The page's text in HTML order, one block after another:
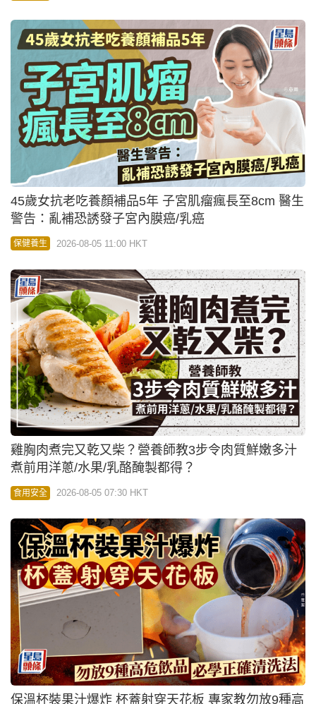
45歲女抗老吃養顏補品5年 子宮肌瘤瘋長至8cm 醫生
警告：亂補恐誘發子宮內膜癌/乳癌
保健養生 2026-08-05 11:00 HKT
雞胸肉煮完又乾又柴？營養師教3步令肉質鮮嫩多汁
煮前用洋蔥/水果/乳酪醃製都得？
食用安全 2026-08-05 07:30 HKT
保溫杯裝果汁爆炸 杯蓋射穿天花板 專家教勿放9種高